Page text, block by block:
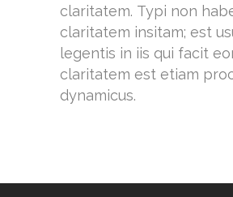
claritatem. Typi non
claritatem insitam; est
legentis in iis qui facit
claritatem est etiam
dynamicus.